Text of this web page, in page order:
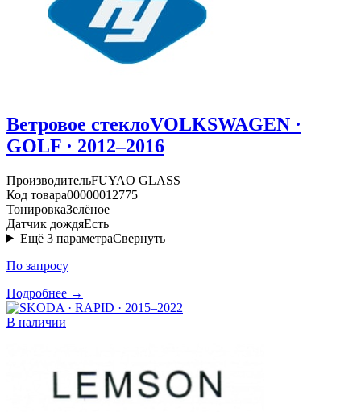
Ветровое стеклоVOLKSWAGEN ·
GOLF · 2012–2016
ПроизводительFUYAO GLASS
Код товара00000012775
ТонировкаЗелёное
Датчик дождяЕсть
Ещё 3 параметраСвернуть
По запросу
Подробнее →
В наличии